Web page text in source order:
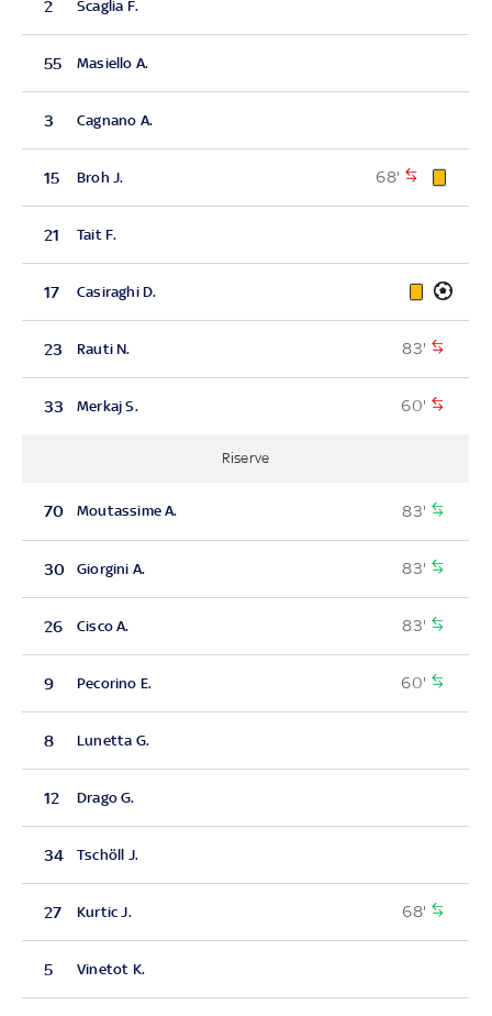
2 Scaglia F.
55 Masiello A.
3 Cagnano A.
15 Broh J. 68'
21 Tait F.
17 Casiraghi D.
23 Rauti N. 83'
33 Merkaj S. 60'
Riserve
70 Moutassime A. 83'
30 Giorgini A. 83'
26 Cisco A. 83'
9 Pecorino E. 60'
8 Lunetta G.
12 Drago G.
34 Tschöll J.
27 Kurtic J. 68'
5 Vinetot K.